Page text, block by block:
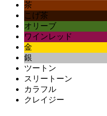
茶
こげ茶
オリーブ
ワインレッド
金
銀
ツートン
スリートーン
カラフル
クレイジー